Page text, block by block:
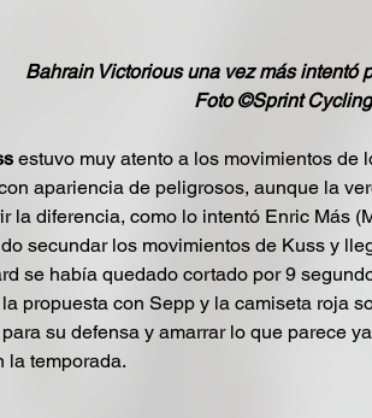
Bahrain Victorious una vez más intentó
Foto ©Sprint
estuvo muy atento a los movimientos de
apariencia de peligrosos, aunque la
la diferencia, como lo intentó Enric Más
secundar los movimientos de Kuss y
se había quedado cortado por 9
propuesta con Sepp y la camiseta roja
su defensa y amarrar lo que parece
la temporada.